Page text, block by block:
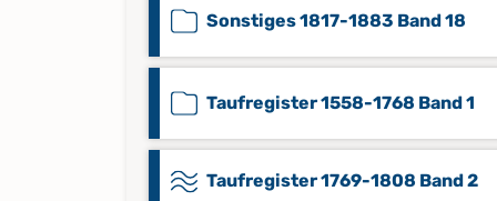
Sonstiges 1817-1883 Band 18
Taufregister 1558-1768 Band 1
Taufregister 1769-1808 Band 2